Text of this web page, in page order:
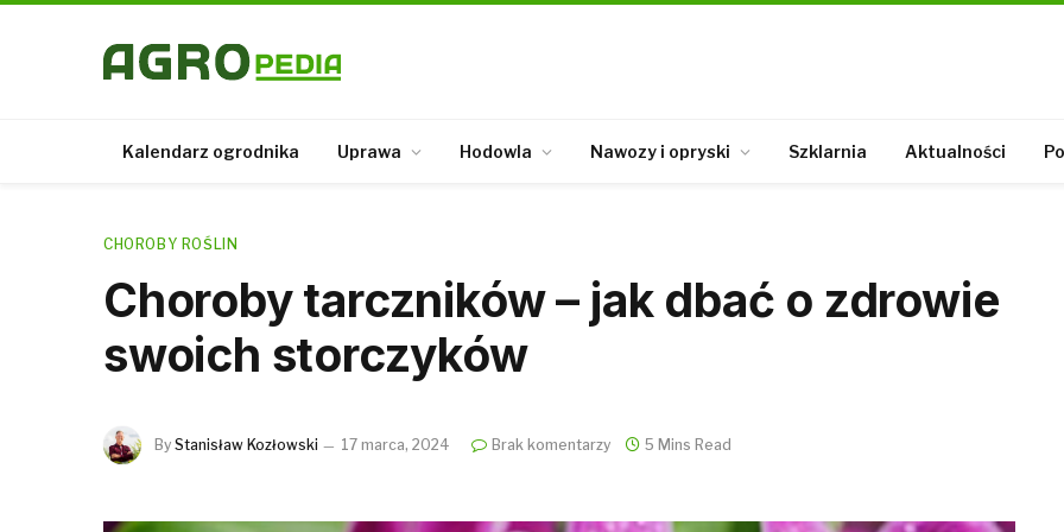
Kalendarz ogrodnika Uprawa Hodowla Nawozy i opryski Szklarnia Aktualności
CHOROBY ROŚLIN
Choroby tarczników – jak dbać o zdrowie
swoich storczyków
By Stanisław Kozłowski 17 marca, 2024 Brak komentarzy 5 Mins Read